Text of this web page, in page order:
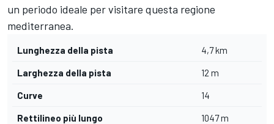
un periodo ideale per visitare questa regione
mediterranea.
Lunghezza della pista 4,7 km
Larghezza della pista 12 m
Curve 14
Rettilineo più lungo 1047 m